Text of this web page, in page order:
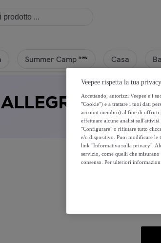
Summer Camp new Casa
Veepee rispetta la tua privacy
Accettando, autorizzi Veepee e i
"Cookie") e a trattare i tuoi dati
account membro) al fine di offrirti
effettuare alcune analisi
"Configurare" o rifiutare tutto
e/o dispositivo. Puoi modificare le
link "Informativa sulla privacy".
servizio, come quelli che
consenso. Per ulteriori